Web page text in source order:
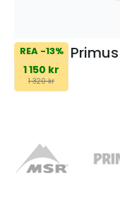
REA -13%
1 150 kr
1 320 kr